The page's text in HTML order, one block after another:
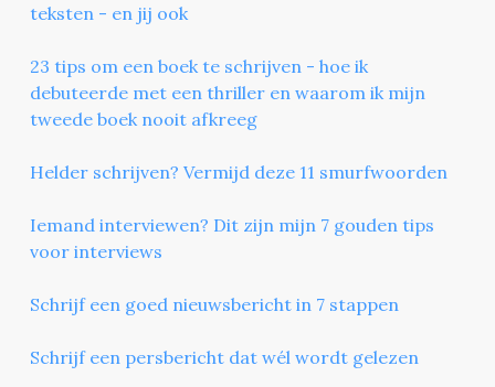
teksten - en jij ook
23 tips om een boek te schrijven - hoe ik
debuteerde met een thriller en waarom ik mijn
tweede boek nooit afkreeg
Helder schrijven? Vermijd deze 11 smurfwoorden
Iemand interviewen? Dit zijn mijn 7 gouden tips
voor interviews
Schrijf een goed nieuwsbericht in 7 stappen
Schrijf een persbericht dat wél wordt gelezen